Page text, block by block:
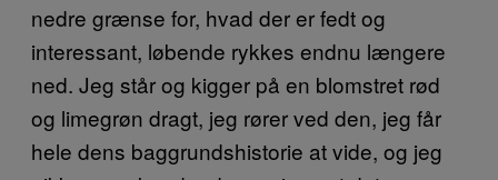
nedre grænse for, hvad der er fedt og
interessant, løbende rykkes endnu længere
ned. Jeg står og kigger på en blomstret rød
og limegrøn dragt, jeg rører ved den, jeg får
hele dens baggrundshistorie at vide, og jeg